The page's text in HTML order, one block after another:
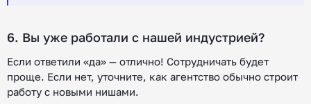
6. Вы уже работали с нашей индустрией?
Если ответили «да» — отлично! Сотрудничать будет
проще. Если нет, уточните, как агентство обычно строит
работу с новыми нишами.